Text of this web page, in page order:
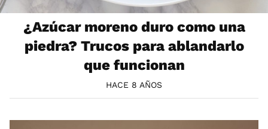
¿Azúcar moreno duro como una
piedra? Trucos para ablandarlo
que funcionan
HACE 8 AÑOS